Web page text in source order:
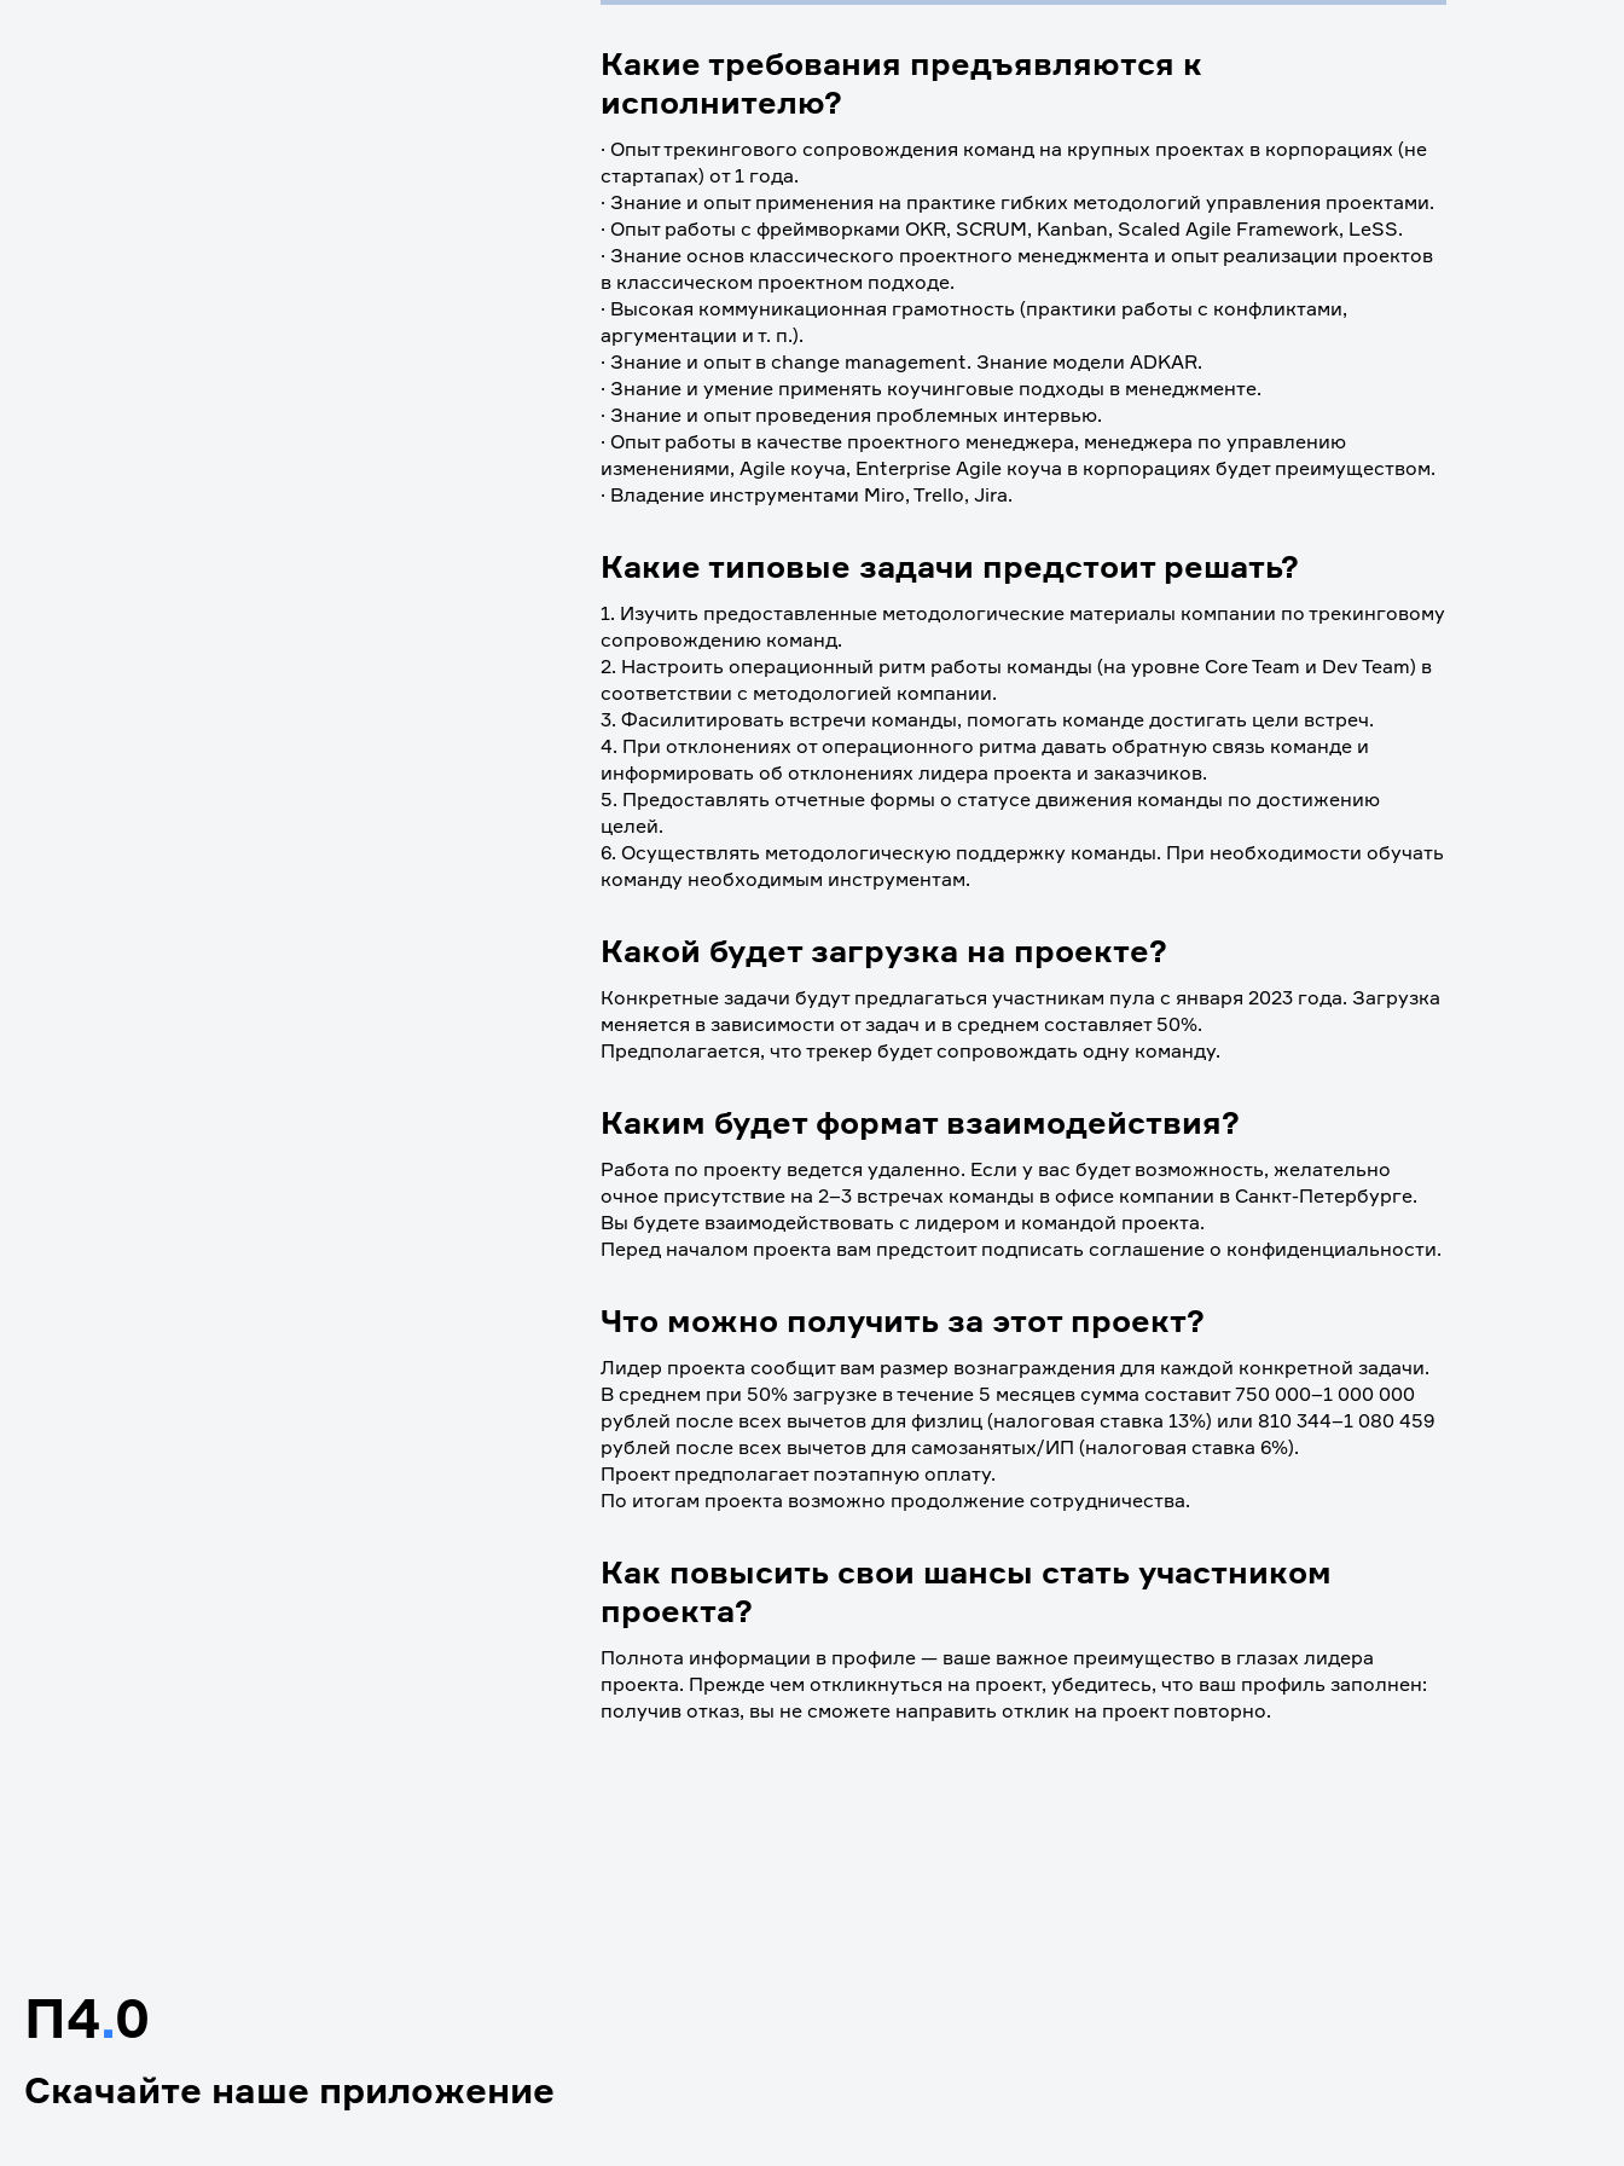
Какие требования предъявляются к
исполнителю?
· Опыт трекингового сопровождения команд на крупных проектах в корпорациях (не
стартапах) от 1 года.
· Знание и опыт применения на практике гибких методологий управления проектами.
· Опыт работы с фреймворками OKR, SCRUM, Kanban, Scaled Agile Framework, LeSS.
· Знание основ классического проектного менеджмента и опыт реализации проектов
в классическом проектном подходе.
· Высокая коммуникационная грамотность (практики работы с конфликтами,
аргументации и т. п.).
· Знание и опыт в change management. Знание модели ADKAR.
· Знание и умение применять коучинговые подходы в менеджменте.
· Знание и опыт проведения проблемных интервью.
· Опыт работы в качестве проектного менеджера, менеджера по управлению
изменениями, Agile коуча, Enterprise Agile коуча в корпорациях будет преимуществом.
· Владение инструментами Miro, Trello, Jira.
Какие типовые задачи предстоит решать?
1. Изучить предоставленные методологические материалы компании по трекинговому
сопровождению команд.
2. Настроить операционный ритм работы команды (на уровне Core Team и Dev Team) в
соответствии с методологией компании.
3. Фасилитировать встречи команды, помогать команде достигать цели встреч.
4. При отклонениях от операционного ритма давать обратную связь команде и
информировать об отклонениях лидера проекта и заказчиков.
5. Предоставлять отчетные формы о статусе движения команды по достижению
целей.
6. Осуществлять методологическую поддержку команды. При необходимости обучать
команду необходимым инструментам.
Какой будет загрузка на проекте?
Конкретные задачи будут предлагаться участникам пула с января 2023 года. Загрузка
меняется в зависимости от задач и в среднем составляет 50%.
Предполагается, что трекер будет сопровождать одну команду.
Каким будет формат взаимодействия?
Работа по проекту ведется удаленно. Если у вас будет возможность, желательно
очное присутствие на 2–3 встречах команды в офисе компании в Санкт-Петербурге.
Вы будете взаимодействовать с лидером и командой проекта.
Перед началом проекта вам предстоит подписать соглашение о конфиденциальности.
Что можно получить за этот проект?
Лидер проекта сообщит вам размер вознаграждения для каждой конкретной задачи.
В среднем при 50% загрузке в течение 5 месяцев сумма составит 750 000–1 000 000
рублей после всех вычетов для физлиц (налоговая ставка 13%) или 810 344–1 080 459
рублей после всех вычетов для самозанятых/ИП (налоговая ставка 6%).
Проект предполагает поэтапную оплату.
По итогам проекта возможно продолжение сотрудничества.
Как повысить свои шансы стать участником
проекта?
Полнота информации в профиле — ваше важное преимущество в глазах лидера
проекта. Прежде чем откликнуться на проект, убедитесь, что ваш профиль заполнен:
получив отказ, вы не сможете направить отклик на проект повторно.
П4.0
Скачайте наше приложение